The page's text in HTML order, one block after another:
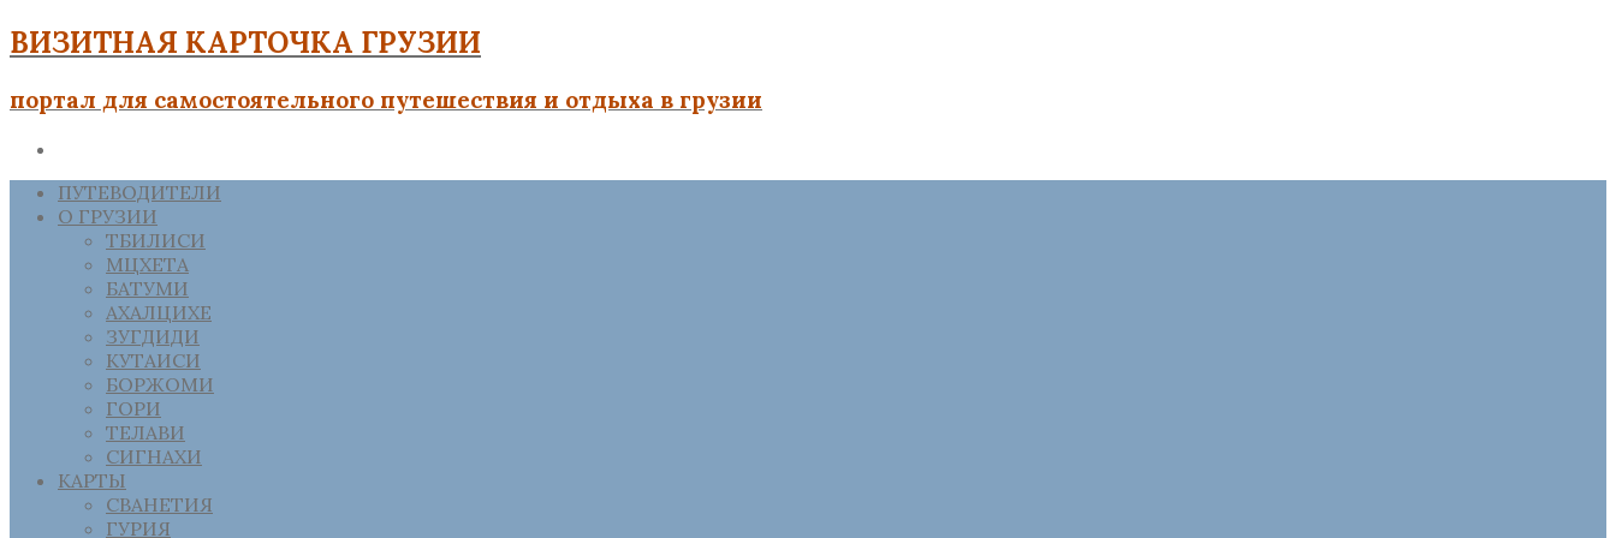
ВИЗИТНАЯ КАРТОЧКА ГРУЗИИ
портал для самостоятельного путешествия и отдыха в грузии
ПУТЕВОДИТЕЛИ
О ГРУЗИИ
ТБИЛИСИ
МЦХЕТА
БАТУМИ
АХАЛЦИХЕ
ЗУГДИДИ
КУТАИСИ
БОРЖОМИ
ГОРИ
ТЕЛАВИ
СИГНАХИ
КАРТЫ
СВАНЕТИЯ
ГУРИЯ